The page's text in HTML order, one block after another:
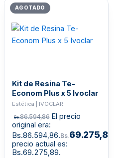
AGOTADO
Kit de Resina Te-
Econom Plus x 5 Ivoclar
Estética | IVOCLAR
Bs.86.594,86 El precio
original era:
Bs.86.594,86.Bs.69.275,89
precio actual es:
Bs.69.275,89.